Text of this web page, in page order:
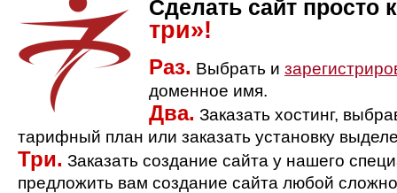
Сделать сайт просто
три»!
Раз. Выбрать и
доменное имя.
Два. Заказать хостинг,
тарифный план или заказать установку
Три. Заказать создание сайта у нашего
предложить вам создание сайта любой